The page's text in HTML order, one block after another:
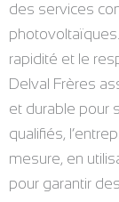
des services
rapidité et le
Delval Frères
et durable pour
qualifiés,
mesure, en
pour garantir